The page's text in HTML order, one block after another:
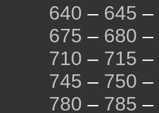
640 – 645 –
675 – 680 –
710 – 715 –
745 – 750 –
780 – 785 –